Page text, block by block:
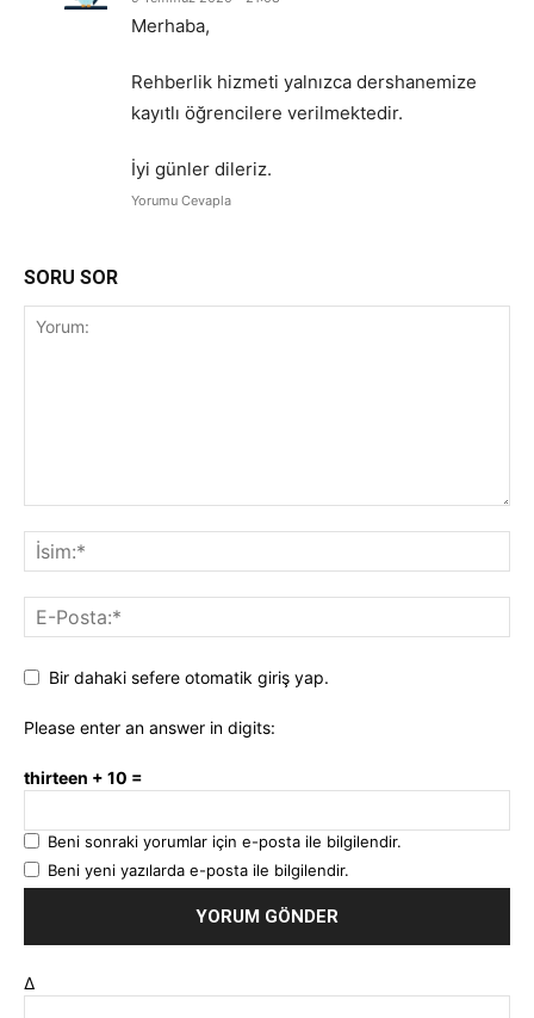
Merhaba,
Rehberlik hizmeti yalnızca dershanemize
kayıtlı öğrencilere verilmektedir.
İyi günler dileriz.
Yorumu Cevapla
SORU SOR
Bir dahaki sefere otomatik giriş yap.
Please enter an answer in digits:
thirteen + 10 =
Beni sonraki yorumlar için e-posta ile bilgilendir.
Beni yeni yazılarda e-posta ile bilgilendir.
Δ